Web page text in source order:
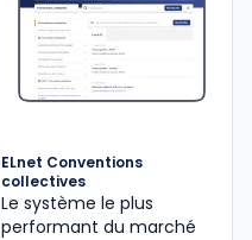
ELnet Conventions
collectives
Le système le plus
performant du marché